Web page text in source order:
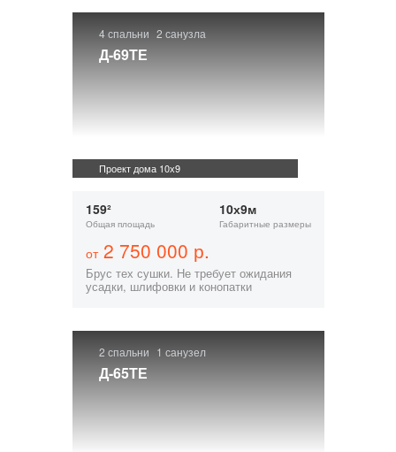
4 спальни 2 санузла
Д-69ТЕ
Проект дома 10х9
159²
Общая площадь
10х9м
Габаритные размеры
от2 750 000 р.
Брус тех сушки. Не требует ожидания
усадки, шлифовки и конопатки
2 спальни 1 санузел
Д-65ТЕ